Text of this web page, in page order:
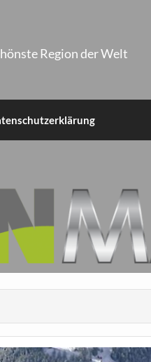
Region der Welt